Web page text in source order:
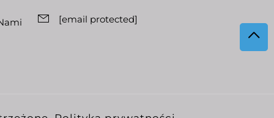
[email protected]